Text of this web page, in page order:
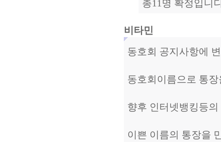
총11명 확정입니
비타민
동호회 공지사항에
동호회이름으로 통
향후 인터넷뱅킹등
이쁜 이름의 통장을